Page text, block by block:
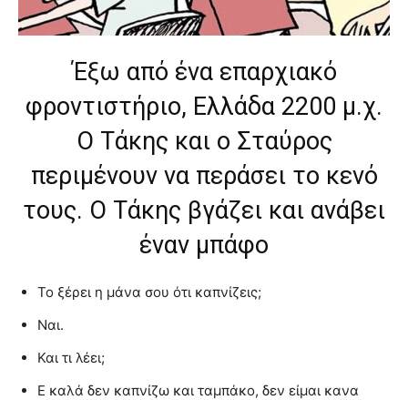
meaning
of
porn
Έξω από ένα επαρχιακό
φροντιστήριο, Ελλάδα 2200 μ.χ.
Ο Τάκης και ο Σταύρος
περιμένουν να περάσει το κενό
τους. Ο Τάκης βγάζει και ανάβει
έναν μπάφο
Το ξέρει η μάνα σου ότι καπνίζεις;
Ναι.
Και τι λέει;
Ε καλά δεν καπνίζω και ταμπάκο, δεν είμαι κανα